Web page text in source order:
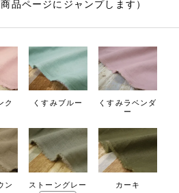
品ページにジャンプします）
ク くすみブルー
くすみラベンダ
ー
ン ストーングレー カーキ